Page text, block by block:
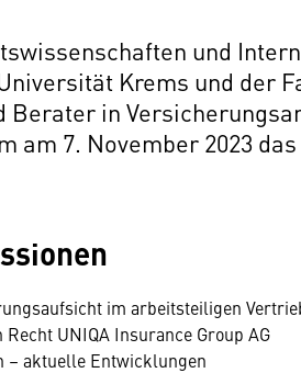
und
Krems und der
in
am 7. November 2023
im arbeitsteiligen
UNIQA Insurance Group AG
– aktuelle Entwicklungen